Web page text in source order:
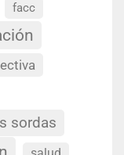
facc
sordas